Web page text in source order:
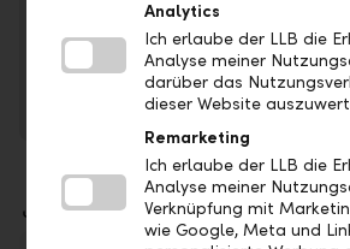
In unserem Online-Geschäftsbericht
umfassenden Einblick in unsere
Zum Online-
Downloads
Analytics
Ich erlaube der LLB die
Analyse meiner
darüber das
dieser Website
Remarketing
Ich erlaube der LLB die
Analyse meiner
Verknüpfung mit
wie Google, Meta und